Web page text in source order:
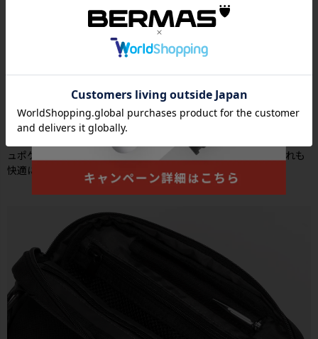
ュポケットを付属。大きく開く設計で収納物を確認でき出し入れも
快適に行えます。